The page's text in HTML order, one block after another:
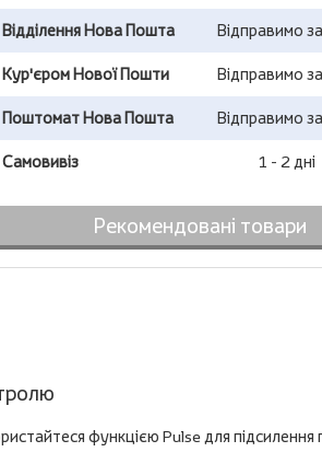
Відділення Нова Пошта Відправимо
Кур'єром Нової Пошти Відправимо
Поштомат Нова Пошта Відправимо
Самовивіз 1 - 2 дні
Рекомендовані товари
функцією Pulse для